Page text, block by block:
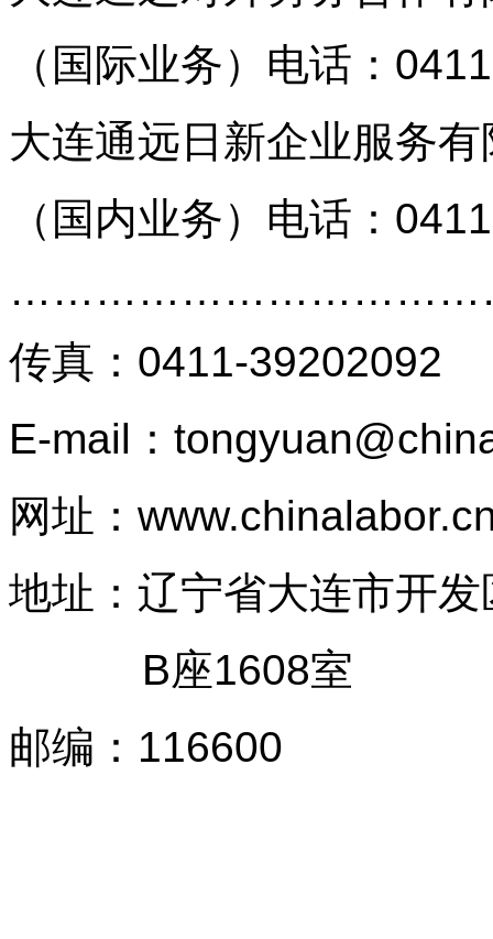
（国际业务） 电话：
大连通远日新企业服务有
（国内业务） 电话：
传真 ： 0411-39202092
E-mail：
网址：
地址：辽宁省大连市开
B座1608室
邮编 ： 116600